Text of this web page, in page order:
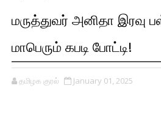
மருத்துவர் அனிதா இரவு
மாபெரும் கபடி போட்டி!
தமிழக குரல் January 01, 2025